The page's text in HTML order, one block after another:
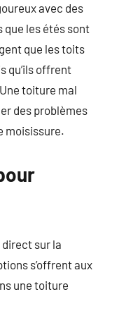
avec des
que les étés sont
que les toits
qu’ils offrent
toiture mal
des problèmes
moisissure.
sur la
s’offrent aux
une toiture